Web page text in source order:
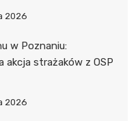
2026
w Poznaniu:
akcja strażaków z OSP
2026